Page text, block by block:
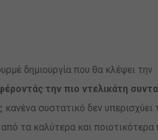
δημιουργία που θα κλέψει την
την πιο ντελικάτη
συστατικό δεν υπερισχύει
τα καλύτερα και ποιοτικότερα